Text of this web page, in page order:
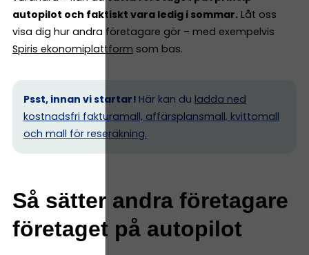
autopilot och faktiskt vara ledig i sommar. Låt oss
visa dig hur andra företagare gör – med exempelvis
Spiris ekonomiplattform som bas.
Psst, innan vi startar! Här kan du ladda ned
kostnadsfri fakturamall, affärsplansmall, kvittomall
och mall för reseräkning.
Så sätter andra företagare
företaget på autopilot